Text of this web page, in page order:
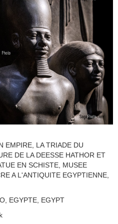
EMPIRE, LA TRIADE DU
DE LA DEESSE HATHOR ET
EN SCHISTE, MUSEE
A L'ANTIQUITE EGYPTIENNE,
EGYPTE, EGYPT